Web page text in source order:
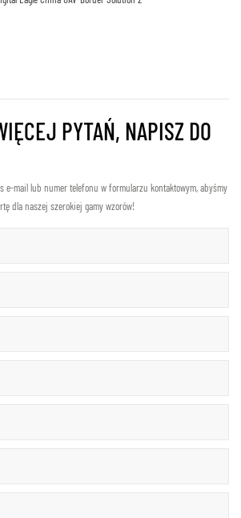
PYTAŃ, NAPISZ DO
e-mail lub numer telefonu w formularzu kontaktowym, abyśmy
dla naszej szerokiej gamy wzorów!